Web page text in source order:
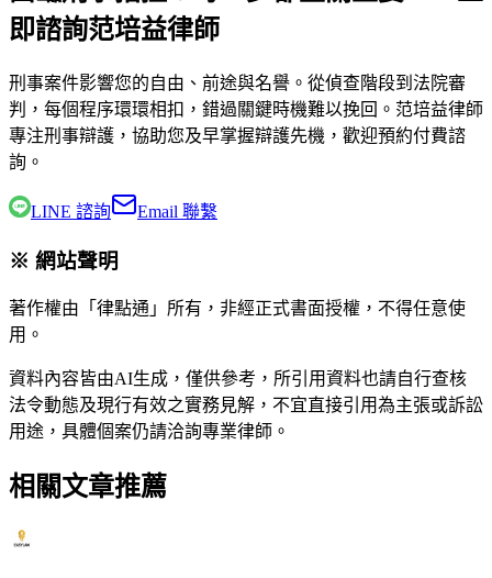
即諮詢范培益律師
刑事案件影響您的自由、前途與名譽。從偵查階段到法院審
判，每個程序環環相扣，錯過關鍵時機難以挽回。 范培益律師
專注刑事辯護，協助您及早掌握辯護先機，歡迎預約付費諮
詢。
LINE 諮詢 Email 聯繫
※ 網站聲明
著作權由「律點通」所有，非經正式書面授權，不得任意使
用。
資料內容皆由AI生成，僅供參考，所引用資料也請自行查核
法令動態及現行有效之實務見解，不宜直接引用為主張或訴訟
用途，具體個案仍請洽詢專業律師。
相關文章推薦